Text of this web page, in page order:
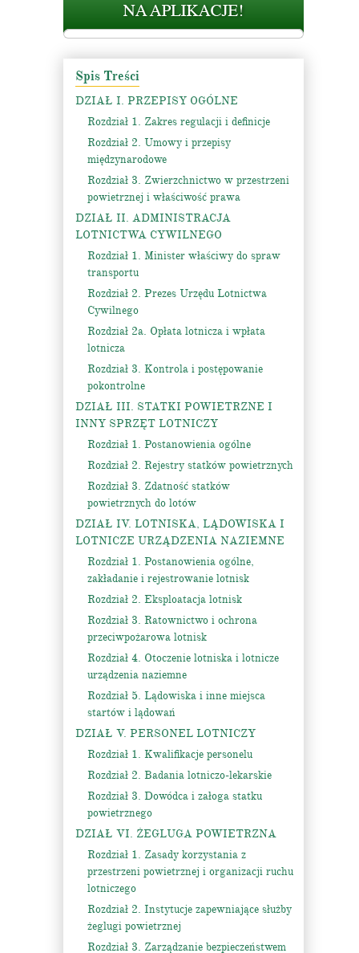
Spis Treści
DZIAŁ I. PRZEPISY OGÓLNE
Rozdział 1. Zakres regulacji i definicje
Rozdział 2. Umowy i przepisy
międzynarodowe
Rozdział 3. Zwierzchnictwo w przestrzeni
powietrznej i właściwość prawa
DZIAŁ II. ADMINISTRACJA
LOTNICTWA CYWILNEGO
Rozdział 1. Minister właściwy do spraw
transportu
Rozdział 2. Prezes Urzędu Lotnictwa
Cywilnego
Rozdział 2a. Opłata lotnicza i wpłata
lotnicza
Rozdział 3. Kontrola i postępowanie
pokontrolne
DZIAŁ III. STATKI POWIETRZNE I
INNY SPRZĘT LOTNICZY
Rozdział 1. Postanowienia ogólne
Rozdział 2. Rejestry statków powietrznych
Rozdział 3. Zdatność statków
powietrznych do lotów
DZIAŁ IV. LOTNISKA, LĄDOWISKA I
LOTNICZE URZĄDZENIA NAZIEMNE
Rozdział 1. Postanowienia ogólne,
zakładanie i rejestrowanie lotnisk
Rozdział 2. Eksploatacja lotnisk
Rozdział 3. Ratownictwo i ochrona
przeciwpożarowa lotnisk
Rozdział 4. Otoczenie lotniska i lotnicze
urządzenia naziemne
Rozdział 5. Lądowiska i inne miejsca
startów i lądowań
DZIAŁ V. PERSONEL LOTNICZY
Rozdział 1. Kwalifikacje personelu
Rozdział 2. Badania lotniczo-lekarskie
Rozdział 3. Dowódca i załoga statku
powietrznego
DZIAŁ VI. ŻEGLUGA POWIETRZNA
Rozdział 1. Zasady korzystania z
przestrzeni powietrznej i organizacji ruchu
lotniczego
Rozdział 2. Instytucje zapewniające służby
żeglugi powietrznej
Rozdział 3. Zarządzanie bezpieczeństwem